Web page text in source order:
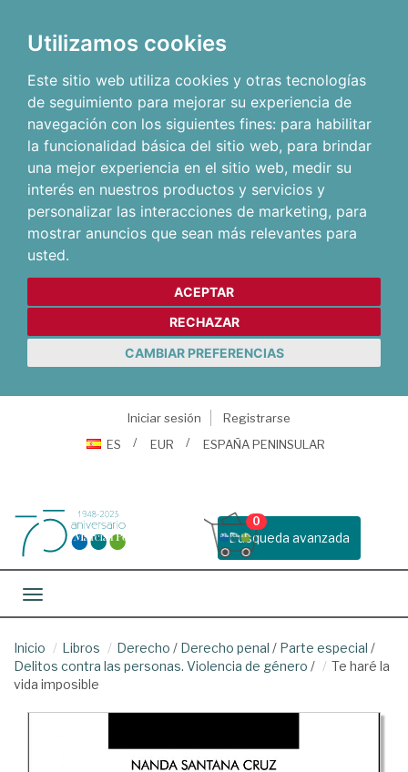
Utilizamos cookies
Este sitio web utiliza cookies y otras tecnologías
de seguimiento para mejorar su experiencia de
navegación con los siguientes fines: para habilitar
la funcionalidad básica del sitio web, para brindar
una mejor experiencia en el sitio web, medir su
interés en nuestros productos y servicios y
personalizar las interacciones de marketing, para
mostrar anuncios que sean más relevantes para
usted.
ACEPTAR
RECHAZAR
CAMBIAR PREFERENCIAS
Iniciar sesión
Registrarse
ES
EUR ESPAÑA PENINSULAR
Busqueda avanzada
0
Toggle navigation
Inicio Libros Derecho / Derecho penal / Parte especial /
Delitos contra las personas. Violencia de género /
Te haré la
vida imposible